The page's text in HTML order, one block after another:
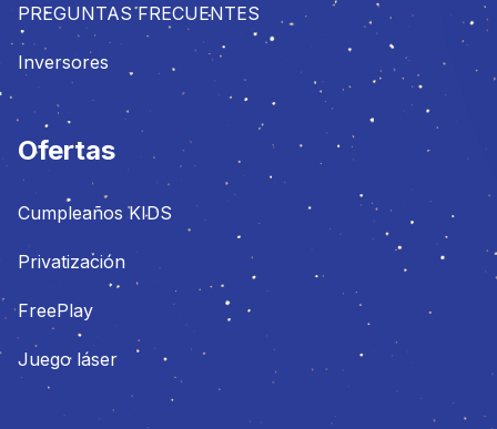
PREGUNTAS FRECUENTES
Inversores
Ofertas
Cumpleaños KIDS
Privatización
FreePlay
Juego láser